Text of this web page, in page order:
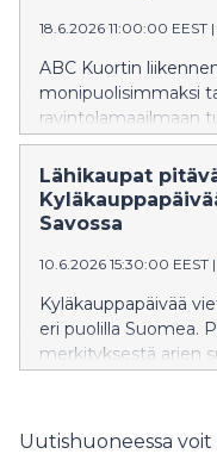
18.6.2026 11:00:00 EEST |
ABC Kuortin
monipuolisimmaksi
ravintolamaailmaan
syömisen
Osuuskauppa Suur-
ABC:n Sale-
laajemmaksi S-
kokonaisteho
megawattiin.
​​Lähikaupat
Savossa​
10.6.2026 15:30:00 EEST |
Kyläkauppapäivää
eri puolilla Suomea.
merkityksestä arjen
Uutishuoneessa